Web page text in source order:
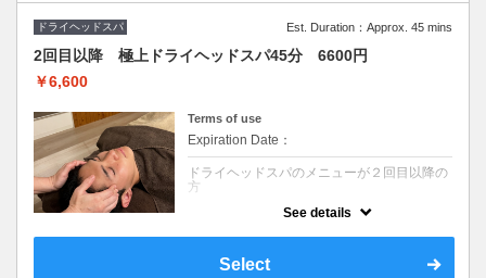
ドライヘッドスパ Est. Duration：Approx. 45 mins
2回目以降 極上ドライヘッドスパ45分 6600円
￥6,600
Terms of use
Expiration Date：
ドライヘッドスパのメニューが２回目以降の
方
眼精疲労/不眠/首肩こりでお悩みの方にオス
スメのヘッドスパ(頭・首・顔)で深部からコ
リをほぐす☆慢性的な疲れにアプローチ◎デ
See details
Select